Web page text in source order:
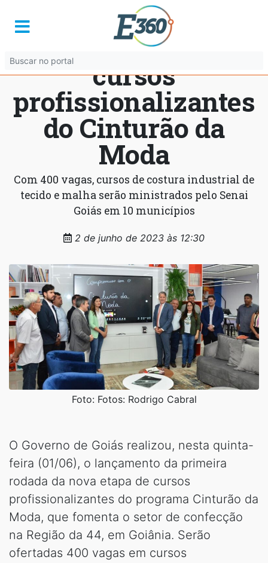
Governo de Goiás
lança nova etapa de
cursos
profissionalizantes
do Cinturão da
Moda
Com 400 vagas, cursos de costura industrial de
tecido e malha serão ministrados pelo Senai
Goiás em 10 municípios
2 de junho de 2023 às 12:30
Foto: Fotos: Rodrigo Cabral
O Governo de Goiás realizou, nesta quinta-
feira (01/06), o lançamento da primeira
rodada da nova etapa de cursos
profissionalizantes do programa Cinturão da
Moda, que fomenta o setor de confecção
na Região da 44, em Goiânia. Serão
ofertadas 400 vagas em cursos